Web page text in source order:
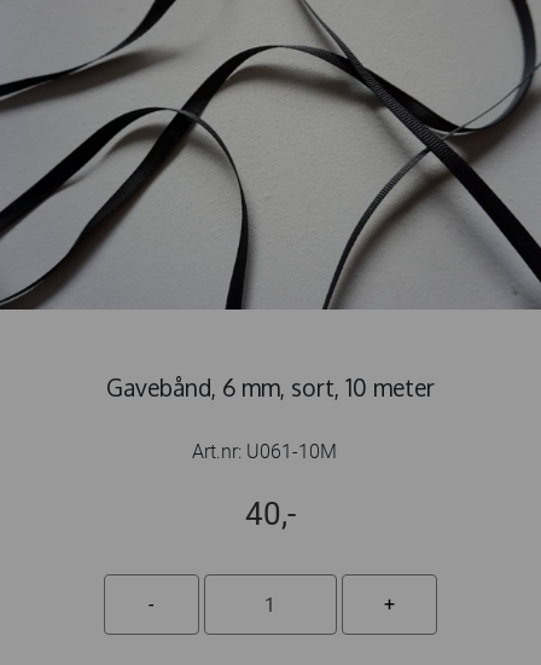
Gavebånd, 6 mm, sort, 10 meter
Art.nr: U061-10M
40,-